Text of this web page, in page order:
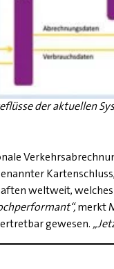
der aktuellen
weltweit,
merkt
gewesen.